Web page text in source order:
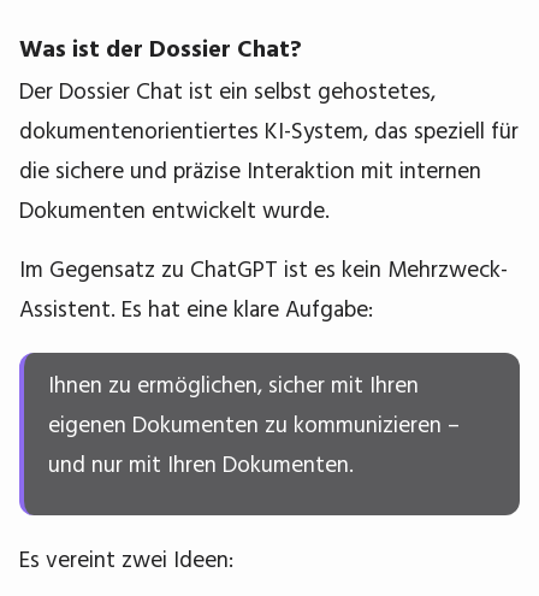
Was ist der Dossier Chat?
Der Dossier Chat ist ein selbst gehostetes,
dokumentenorientiertes KI-System, das speziell für
die sichere und präzise Interaktion mit internen
Dokumenten entwickelt wurde.
Im Gegensatz zu ChatGPT ist es kein Mehrzweck-
Assistent. Es hat eine klare Aufgabe:
Ihnen zu ermöglichen, sicher mit Ihren
eigenen Dokumenten zu kommunizieren –
und nur mit Ihren Dokumenten.
Es vereint zwei Ideen: